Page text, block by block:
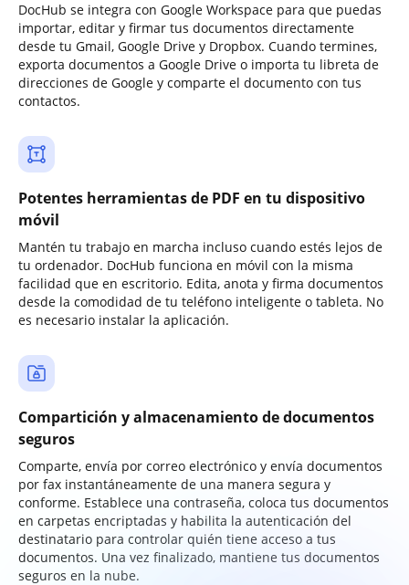
DocHub se integra con Google Workspace para que puedas
importar, editar y firmar tus documentos directamente
desde tu Gmail, Google Drive y Dropbox. Cuando termines,
exporta documentos a Google Drive o importa tu libreta de
direcciones de Google y comparte el documento con tus
contactos.
Potentes herramientas de PDF en tu dispositivo
móvil
Mantén tu trabajo en marcha incluso cuando estés lejos de
tu ordenador. DocHub funciona en móvil con la misma
facilidad que en escritorio. Edita, anota y firma documentos
desde la comodidad de tu teléfono inteligente o tableta. No
es necesario instalar la aplicación.
Compartición y almacenamiento de documentos
seguros
Comparte, envía por correo electrónico y envía documentos
por fax instantáneamente de una manera segura y
conforme. Establece una contraseña, coloca tus documentos
en carpetas encriptadas y habilita la autenticación del
destinatario para controlar quién tiene acceso a tus
documentos. Una vez finalizado, mantiene tus documentos
seguros en la nube.